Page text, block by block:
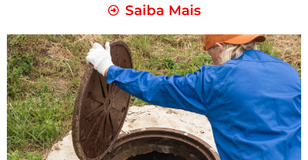
Saiba Mais